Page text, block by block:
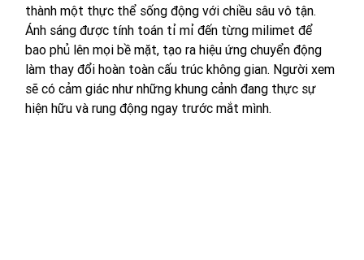
thành một thực thể sống động với chiều sâu vô tận.
Ánh sáng được tính toán tỉ mỉ đến từng milimet để
bao phủ lên mọi bề mặt, tạo ra hiệu ứng chuyển động
làm thay đổi hoàn toàn cấu trúc không gian. Người xem
sẽ có cảm giác như những khung cảnh đang thực sự
hiện hữu và rung động ngay trước mắt mình.